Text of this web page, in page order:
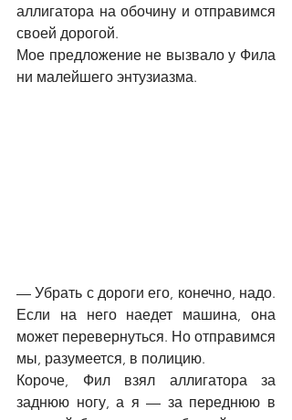
аллигатора на обочину и отправимся
своей дорогой.
Мое предложение не вызвало у Фила
ни малейшего энтузиазма.
— Убрать с дороги его, конечно, надо.
Если на него наедет машина, она
может перевернуться. Но отправимся
мы, разумеется, в полицию.
Короче, Фил взял аллигатора за
заднюю ногу, а я — за переднюю в